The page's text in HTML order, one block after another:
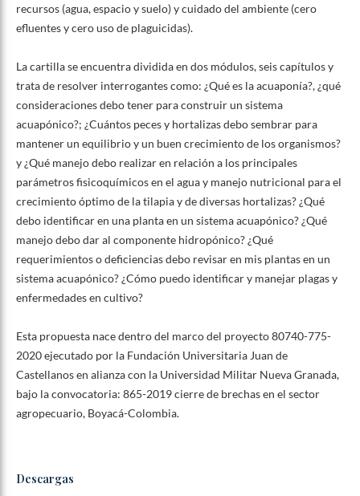
recursos (agua, espacio y suelo) y cuidado del ambiente (cero
efluentes y cero uso de plaguicidas).
La cartilla se encuentra dividida en dos módulos, seis capítulos y
trata de resolver interrogantes como: ¿Qué es la acuaponía?, ¿qué
consideraciones debo tener para construir un sistema
acuapónico?; ¿Cuántos peces y hortalizas debo sembrar para
mantener un equilibrio y un buen crecimiento de los organismos?
y ¿Qué manejo debo realizar en relación a los principales
parámetros fisicoquímicos en el agua y manejo nutricional para el
crecimiento óptimo de la tilapia y de diversas hortalizas? ¿Qué
debo identificar en una planta en un sistema acuapónico? ¿Qué
manejo debo dar al componente hidropónico? ¿Qué
requerimientos o deficiencias debo revisar en mis plantas en un
sistema acuapónico? ¿Cómo puedo identificar y manejar plagas y
enfermedades en cultivo?
Esta propuesta nace dentro del marco del proyecto 80740-775-
2020 ejecutado por la Fundación Universitaria Juan de
Castellanos en alianza con la Universidad Militar Nueva Granada,
bajo la convocatoria: 865-2019 cierre de brechas en el sector
agropecuario, Boyacá-Colombia.
Descargas